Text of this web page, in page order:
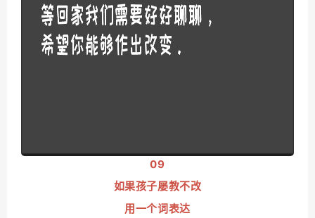
09
如果孩子屡教不改
用一个词表达